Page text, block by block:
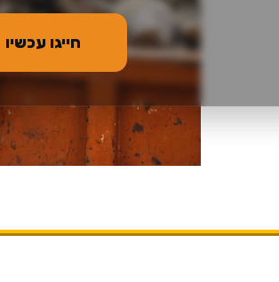
חייגו עכשיו